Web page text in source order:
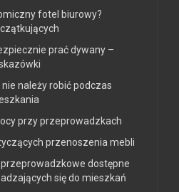
fotel biurowy?
prać dywany –
należy robić podczas
przy przeprowadzkach
przenoszenia mebli
przeprowadzkowe dostępne
się do mieszkań